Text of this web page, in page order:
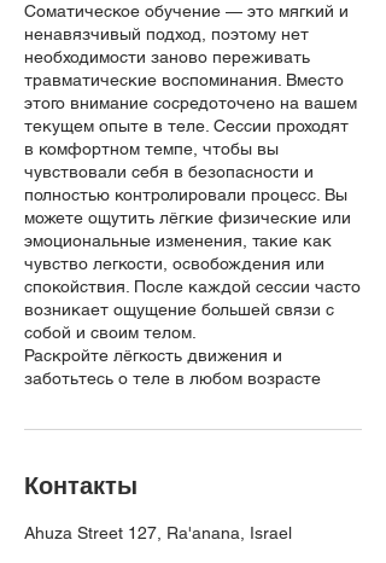
Соматическое обучение — это мягкий и
ненавязчивый подход, поэтому нет
необходимости заново переживать
травматические воспоминания. Вместо
этого внимание сосредоточено на вашем
текущем опыте в теле. Сессии проходят
в комфортном темпе, чтобы вы
чувствовали себя в безопасности и
полностью контролировали процесс. Вы
можете ощутить лёгкие физические или
эмоциональные изменения, такие как
чувство легкости, освобождения или
спокойствия. После каждой сессии часто
возникает ощущение большей связи с
собой и своим телом.
Раскройте лёгкость движения и
заботьтесь о теле в любом возрасте
Контакты
Ahuza Street 127, Ra'anana, Israel